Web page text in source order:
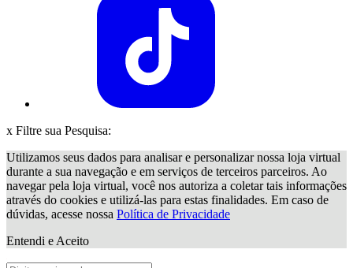
x Filtre sua Pesquisa:
Utilizamos seus dados para analisar e personalizar nossa loja virtual
durante a sua navegação e em serviços de terceiros parceiros. Ao
navegar pela loja virtual, você nos autoriza a coletar tais informações
através do cookies e utilizá-las para estas finalidades. Em caso de
dúvidas, acesse nossa Política de Privacidade
Entendi e Aceito